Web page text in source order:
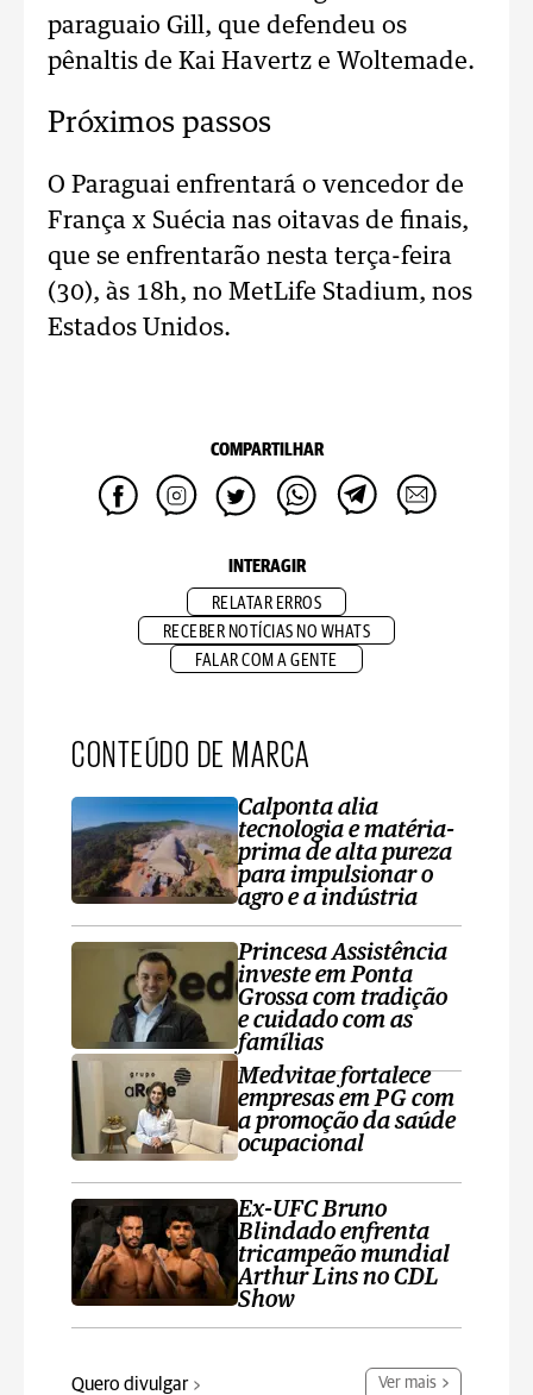
paraguaio Gill, que defendeu os
pênaltis de Kai Havertz e Woltemade.
Próximos passos
O Paraguai enfrentará o vencedor de
França x Suécia nas oitavas de finais,
que se enfrentarão nesta terça-feira
(30), às 18h, no MetLife Stadium, nos
Estados Unidos.
COMPARTILHAR
INTERAGIR
RELATAR ERROS
RECEBER NOTÍCIAS NO WHATS
FALAR COM A GENTE
CONTEÚDO DE MARCA
Calponta alia
tecnologia e matéria-
prima de alta pureza
para impulsionar o
agro e a indústria
Princesa Assistência
investe em Ponta
Grossa com tradição
e cuidado com as
famílias
Medvitae fortalece
empresas em PG com
a promoção da saúde
ocupacional
Ex-UFC Bruno
Blindado enfrenta
tricampeão mundial
Arthur Lins no CDL
Show
Quero divulgar Ver mais